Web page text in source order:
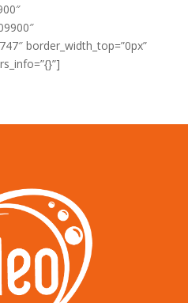
border_width_top=”0px”